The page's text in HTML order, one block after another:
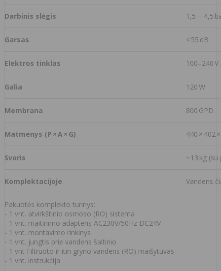
Darbinis slėgis 1,5 – 4,5
Garsas < 55 dB
Elektros tinklas 100–240
Galia 120 W
Membrana 800 GPD
Matmenys (P × A × G) 440 × 402
Svoris ~13 kg
Komplektacijoje Vandens
Pakuotės komplekto turinys:
- 1 vnt. atvirkštinio osmoso (RO) sistema
- 1 vnt. maitinimo adapteris AC230V/50Hz DC24V
- 1 vnt. montavimo rinkinys
- 1 vnt. jungtis prie vandens šaltinio
- 1 vnt Filtruoto ir itin gryno vandens (RO) maišytuvas
- 1 vnt. instrukcija